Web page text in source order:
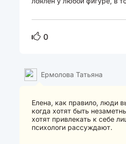
0
Ермолова Татьяна
Елена, как правило, люди
когда хотят быть
хотят привлекать к себе
психологи рассуждают.